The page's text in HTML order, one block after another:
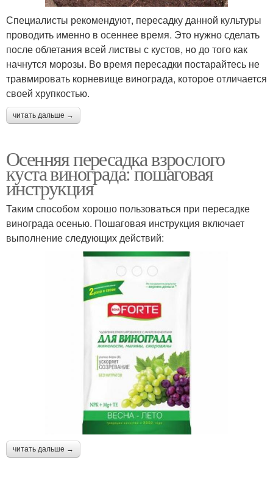
Специалисты рекомендуют, пересадку данной культуры
проводить именно в осеннее время. Это нужно сделать
после облетания всей листвы с кустов, но до того как
начнутся морозы. Во время пересадки постарайтесь не
травмировать корневище винограда, которое отличается
своей хрупкостью.
читать дальше →
Осенняя пересадка взрослого
куста винограда: пошаговая
инструкция
Таким способом хорошо пользоваться при пересадке
винограда осенью. Пошаговая инструкция включает
выполнение следующих действий:
читать дальше →